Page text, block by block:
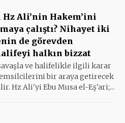
Ali’nin Hakem’ini
çalıştı? Nihayet iki
de görevden
halkın bizzat
ve halifelikle ilgili karar
bir araya getirecek
Hz Ali'yi Ebu Musa el-Eş'ari;...